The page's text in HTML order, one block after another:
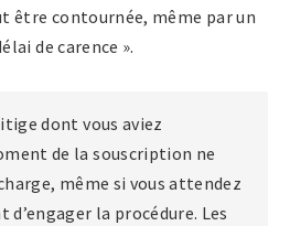
être contournée, même par un
de carence ».
dont vous aviez
de la souscription ne
même si vous attendez
d’engager la procédure. Les